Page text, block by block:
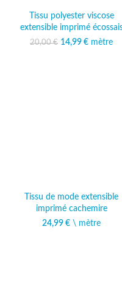
Tissu polyester viscose
extensible imprimé
20,00€ Le prix initial
14,99 €
Le prix
mètre
Tissu de mode extensible
imprimé cachemire
24,99 € \ mètre